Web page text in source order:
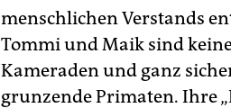
menschlichen Verstands
Tommi und Maik sind
Kameraden und ganz
grunzende Primaten. Ihre